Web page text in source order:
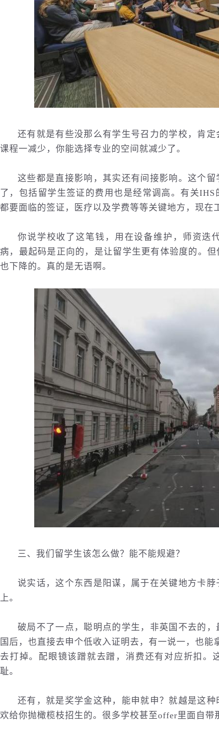
还有就是有些没那么有学生号召力的学校，肯
课程一减少，你能选择专业的空间就减少了。
这些都是直接影响，其实还有间接影响。这个
了，包括留学生签证的费用也是经常调高。有关
都要面临的签证，
医疗以及学费等等关键地方，现在
你说学校收了这笔钱，用在设备维护，师资迭
病，最起码是正向的，是让留学生更有体验度的。
也下降的。真的是无语啊。
三、我们留学生该怎么做？能不能规避？
说实话，这个东西是阳谋，属于在关键地方卡
上。
破局不了一点，聪明点的学生，非英国不去的
国后，也直接去申个低收入证明去，有一说一，也
去打掉。配眼镜该蹭就去蹭，消费还有对应折扣。
耻。
还有，就是奖学金这种，能申就申？就越是这
欢给你抛橄榄枝招生的。很多学校甚至offer里面自带